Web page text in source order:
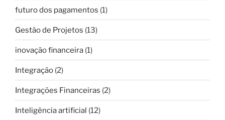
futuro dos pagamentos (1)
Gestão de Projetos (13)
inovação financeira (1)
Integração (2)
Integrações Financeiras (2)
Inteligência artificial (12)